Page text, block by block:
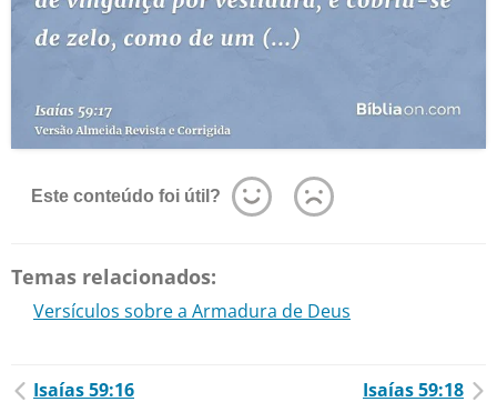
Este conteúdo foi útil?
Temas relacionados:
Versículos sobre a Armadura de Deus
Isaías 59:16 Isaías 59:18